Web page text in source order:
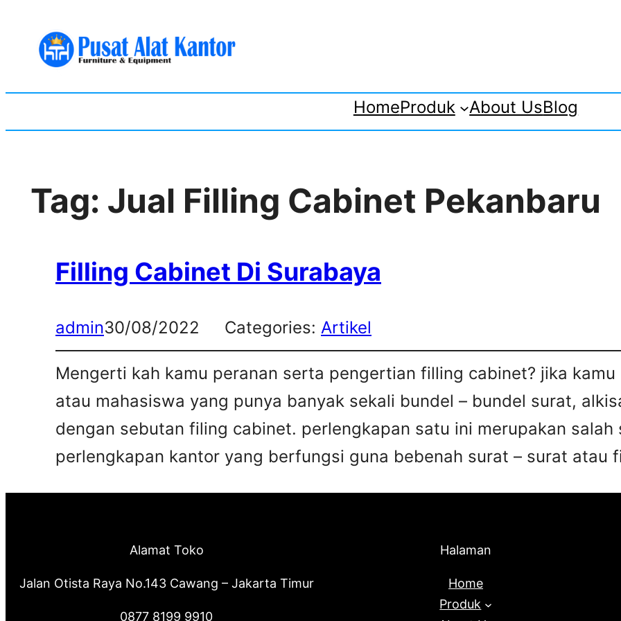
content
HomeProduk About UsBlog
Tag: Jual Filling Cabinet Pekanbaru
Filling Cabinet Di Surabaya
admin30/08/2022 Categories: Artikel
Mengerti kah kamu peranan serta pengertian filling cabinet? jika
atau mahasiswa yang punya banyak sekali bundel – bundel surat,
dengan sebutan filing cabinet. perlengkapan satu ini merupakan salah
perlengkapan kantor yang berfungsi guna bebenah surat – surat atau
Alamat Toko
Jalan Otista Raya No.143 Cawang – Jakarta Timur
0877 8199 9910
Halaman
Home
Produk